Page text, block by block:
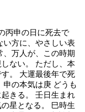
丙申の日に死去で
い方に、やさしい表
万人が、この時期
ない。 ただし、本
。 大運最後年で死
の本気は庚 どうも
きる。 壬日生まれ
星となる。 巳時生